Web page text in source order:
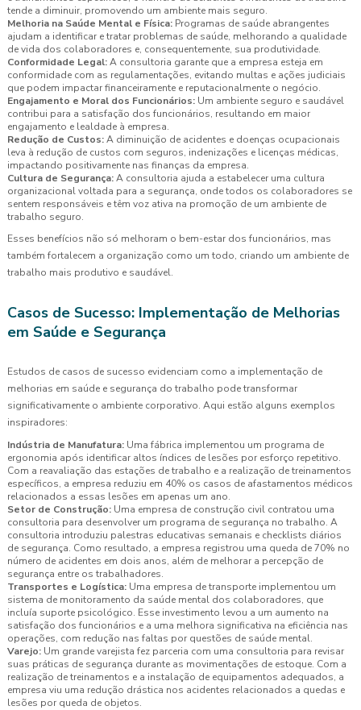
tende a diminuir, promovendo um ambiente mais seguro.
Melhoria na Saúde Mental e Física: Programas de saúde abrangentes
ajudam a identificar e tratar problemas de saúde, melhorando a qualidade
de vida dos colaboradores e, consequentemente, sua produtividade.
Conformidade Legal:A consultoria garante que a empresa esteja em
conformidade com as regulamentações, evitando multas e ações judiciais
que podem impactar financeiramente e reputacionalmente o negócio.
Engajamento e Moral dos Funcionários: Um ambiente seguro e saudável
contribui para a satisfação dos funcionários, resultando em maior
engajamento e lealdade à empresa.
Redução de Custos:A diminuição de acidentes e doenças ocupacionais
leva à redução de custos com seguros, indenizações e licenças médicas,
impactando positivamente nas finanças da empresa.
Cultura de Segurança:A consultoria ajuda a estabelecer uma cultura
organizacional voltada para a segurança, onde todos os colaboradores se
sentem responsáveis e têm voz ativa na promoção de um ambiente de
trabalho seguro.
Esses benefícios não só melhoram o bem-estar dos funcionários, mas
também fortalecem a organização como um todo, criando um ambiente de
trabalho mais produtivo e saudável.
Casos de Sucesso: Implementação de Melhorias
em Saúde e Segurança
Estudos de casos de sucesso evidenciam como a implementação de
melhorias em saúde e segurança do trabalho pode transformar
significativamente o ambiente corporativo. Aqui estão alguns exemplos
inspiradores:
Indústria de Manufatura: Uma fábrica implementou um programa de
ergonomia após identificar altos índices de lesões por esforço repetitivo.
Com a reavaliação das estações de trabalho e a realização de treinamentos
específicos, a empresa reduziu em 40% os casos de afastamentos médicos
relacionados a essas lesões em apenas um ano.
Setor de Construção: Uma empresa de construção civil contratou uma
consultoria para desenvolver um programa de segurança no trabalho. A
consultoria introduziu palestras educativas semanais e checklists diários
de segurança. Como resultado, a empresa registrou uma queda de 70% no
número de acidentes em dois anos, além de melhorar a percepção de
segurança entre os trabalhadores.
Transportes e Logística: Uma empresa de transporte implementou um
sistema de monitoramento da saúde mental dos colaboradores, que
incluía suporte psicológico. Esse investimento levou a um aumento na
satisfação dos funcionários e a uma melhora significativa na eficiência nas
operações, com redução nas faltas por questões de saúde mental.
Varejo: Um grande varejista fez parceria com uma consultoria para revisar
suas práticas de segurança durante as movimentações de estoque. Com a
realização de treinamentos e a instalação de equipamentos adequados, a
empresa viu uma redução drástica nos acidentes relacionados a quedas e
lesões por queda de objetos.